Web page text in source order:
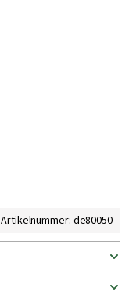
Artikelnummer: de80050